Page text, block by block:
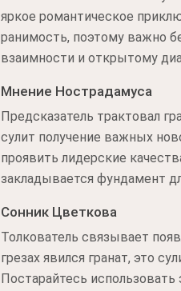
яркое романтическое
ранимость, поэтому важно
взаимности и открытому
Мнение Нострадамуса
Предсказатель трактовал
сулит получение важных
проявить лидерские
закладывается фундамент
Сонник Цветкова
Толкователь связывает
грезах явился гранат, это
Постарайтесь